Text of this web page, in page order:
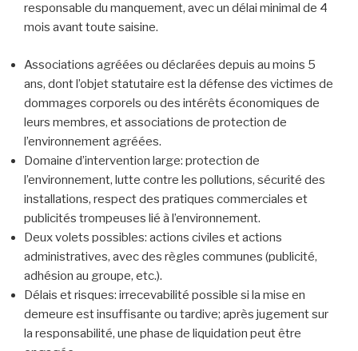
responsable du manquement, avec un délai minimal de 4
mois avant toute saisine.
Associations agréées ou déclarées depuis au moins 5
ans, dont l’objet statutaire est la défense des victimes de
dommages corporels ou des intérêts économiques de
leurs membres, et associations de protection de
l’environnement agréées.
Domaine d’intervention large: protection de
l’environnement, lutte contre les pollutions, sécurité des
installations, respect des pratiques commerciales et
publicités trompeuses lié à l’environnement.
Deux volets possibles: actions civiles et actions
administratives, avec des règles communes (publicité,
adhésion au groupe, etc.).
Délais et risques: irrecevabilité possible si la mise en
demeure est insuffisante ou tardive; après jugement sur
la responsabilité, une phase de liquidation peut être